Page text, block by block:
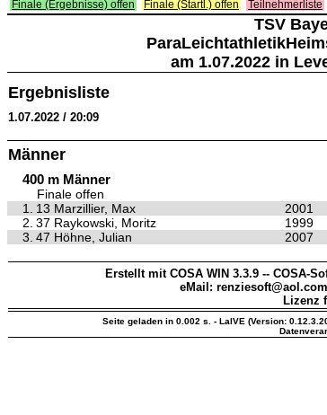
Finale (Ergebnisse) offen Finale (Startl.) offen Teilnehmerliste
TSV
am 1.07.2022 in
Ergebnisliste
1.07.2022 / 20:09
Männer
400 m Männer
Finale offen
1.
13 Marzillier, Max 2001
2. 37 Raykowski, Moritz 1999
3. 47 Höhne, Julian 2007
Erstellt mit COSA WIN 3.3.9 -- COSA-
eMail:
Lizenz
Seite geladen in 0.002 s. - LaIVE (Version: